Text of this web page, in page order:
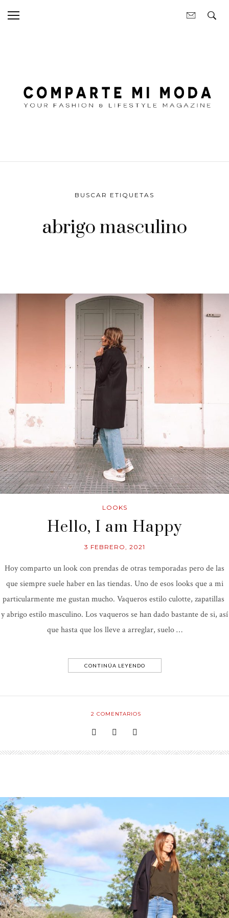
BUSCAR ETIQUETAS
abrigo masculino
LOOKS
Hello, I am Happy
3 FEBRERO, 2021
Hoy comparto un look con prendas de otras temporadas pero de las
que siempre suele haber en las tiendas. Uno de esos looks que a mi
particularmente me gustan mucho. Vaqueros estilo culotte, zapatillas
y abrigo estilo masculino. Los vaqueros se han dado bastante de si, así
que hasta que los lleve a arreglar, suelo …
CONTINÚA LEYENDO
2 COMENTARIOS